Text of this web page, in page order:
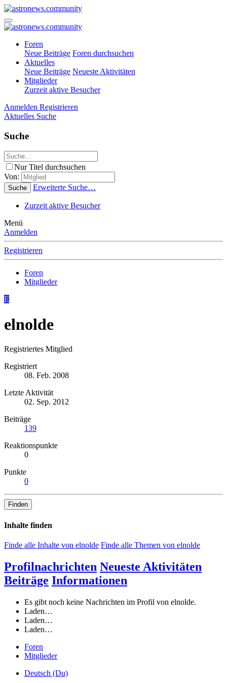
Foren
Neue Beiträge Foren durchsuchen
Aktuelles
Neue Beiträge Neueste Aktivitäten
Mitglieder
Zurzeit aktive Besucher
Anmelden Registrieren
Aktuelles Suche
Suche
Nur Titel durchsuchen
Von:
Suche Erweiterte Suche…
Zurzeit aktive Besucher
Menü
Anmelden
Registrieren
Foren
Mitglieder
E
elnolde
Registriertes Mitglied
Registriert
08. Feb. 2008
Letzte Aktivität
02. Sep. 2012
Beiträge
139
Reaktionspunkte
0
Punkte
0
Finden
Inhalte finden
Finde alle Inhalte von elnolde Finde alle Themen von elnolde
Profilnachrichten Neueste Aktivitäten
Beiträge Informationen
Es gibt noch keine Nachrichten im Profil von elnolde.
Laden…
Laden…
Laden…
Foren
Mitglieder
Deutsch (Du)